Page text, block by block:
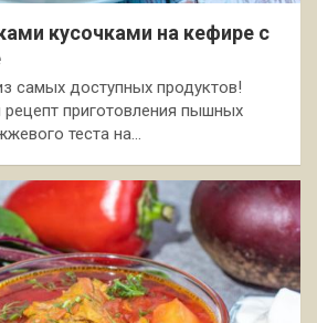
кусочками на кефире с
самых доступных продуктов!
приготовления пышных
теста на…